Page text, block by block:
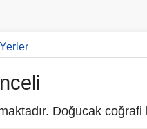
Doğucak coğrafi